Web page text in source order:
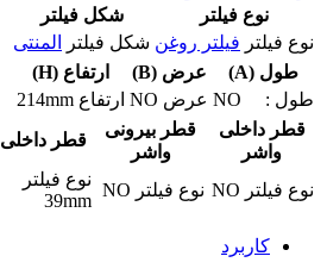
نوع فیلتر
شکل فیلتر
نوع فیلتر فیلتر روغن شکل فیلتر
المنتی
طول (A)
عرض (B)
ارتفاع (H)
طول :
عرض ارتفاع
قطر داخلی
واشر
قطر بیرونی
واشر
قطر داخلی
نوع فیلتر نوع فیلتر
نوع فیلتر
39mm
کاربرد